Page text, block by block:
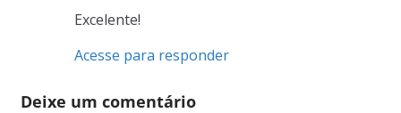
Excelente!
Acesse para responder
Deixe um comentário